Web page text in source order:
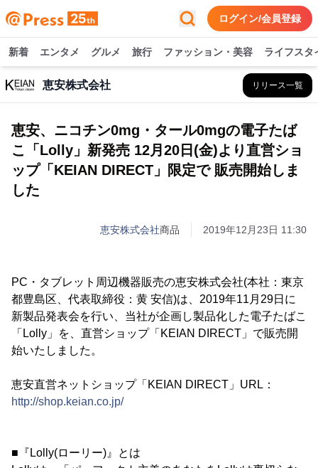
ログイン/会員登録
新着 エンタメ グルメ 旅行 ファッション・美容 ライフスタ
恵安株式会社 リリース一覧
恵安、ニコチン0mg・タール0mgの電子たば
こ「Lolly」新発売 12月20日(金)より直営ショ
ップ「KEIAN DIRECT」限定で 販売開始しま
した
恵安株式会社商品 2019年12月23日 11:30
PC・タブレット周辺機器販売の恵安株式会社(本社：東京
都豊島区、代表取締役：黄 安信)は、2019年11月29日に
新製品発表会を行い、当社が企画し製品化した電子たばこ
「Lolly」を、直営ショップ「KEIAN DIRECT」で販売開
始いたしました。
恵安直営ネットショップ「KEIAN DIRECT」URL：
http://shop.keian.co.jp/
■『Lolly(ローリー)』とは